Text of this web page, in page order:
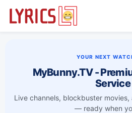
YOUR NEXT
MyBunny.TV -
Service
Live channels, blockbuster
— ready when